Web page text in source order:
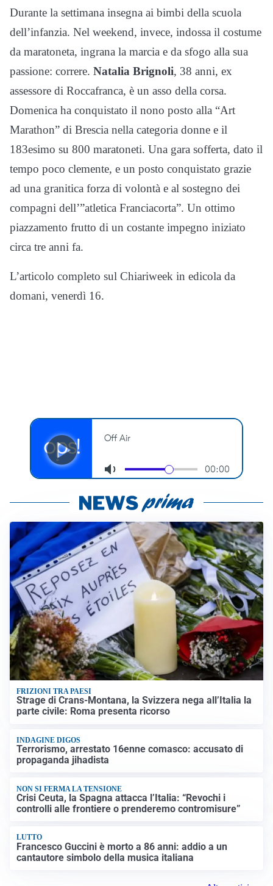
Durante la settimana insegna ai bimbi della scuola
dell’infanzia. Nel weekend, invece, indossa il costume
da maratoneta, ingrana la marcia e da sfogo alla sua
passione: correre. Natalia Brignoli, 38 anni, ex
assessore di Roccafranca, è un asso della corsa.
Domenica ha conquistato il nono posto alla “Art
Marathon” di Brescia nella categoria donne e il
183esimo su 800 maratoneti. Una gara sofferta, dato il
tempo poco clemente, e un posto conquistato grazie
ad una granitica forza di volontà e al sostegno dei
compagni dell’”atletica Franciacorta”. Un ottimo
piazzamento frutto di un costante impegno iniziato
circa tre anni fa.
L’articolo completo sul Chiariweek in edicola da
domani, venerdì 16.
FRIZIONI TRA PAESI
Strage di Crans-Montana, la Svizzera nega all’Italia la
parte civile: Roma presenta ricorso
INDAGINE DIGOS
Terrorismo, arrestato 16enne comasco: accusato di
propaganda jihadista
NON SI FERMA LA TENSIONE
Crisi Ceuta, la Spagna attacca l’Italia: “Revochi i
controlli alle frontiere o prenderemo contromisure”
LUTTO
Francesco Guccini è morto a 86 anni: addio a un
cantautore simbolo della musica italiana